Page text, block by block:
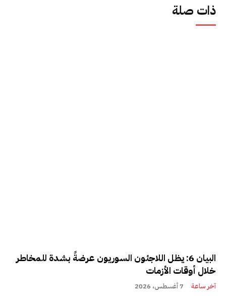
ذات صلة
البيان 6: يظل اللاجئون السوريون عرضةً بشدة للمخاطر
خلال أوقات الأزمات
آخر ساعة 7 أغسطس، 2026